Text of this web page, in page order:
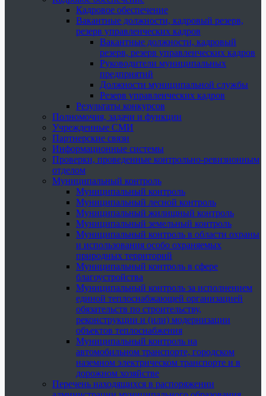
Кадровое обеспечение
Вакантные должности, кадровый резерв,
резерв управленческих кадров
Вакантные должности, кадровый
резерв, резерв управленческих кадров
Руководители муниципальных
предприятий
Должности муниципальной службы
Резерв управленческих кадров
Результаты конкурсов
Полномочия, задачи и функции
Учрежденные СМИ
Партнерские связи
Информационные системы
Проверки, проведенные контрольно-ревизионным
отделом
Муниципальный контроль
Муниципальный контроль
Муниципальный лесной контроль
Муниципальный жилищный контроль
Муниципальный земельный контроль
Муниципальный контроль в области охраны
и использования особо охраняемых
природных территорий
Муниципальный контроль в сфере
благоустройства
Муниципальный контроль за исполнением
единой теплоснабжающей организацией
обязательств по строительству,
реконструкции и (или) модернизации
объектов теплоснабжения
Муниципальный контроль на
автомобильном транспорте, городском
наземном электрическом транспорте и в
дорожном хозяйстве
Перечень находящихся в распоряжении